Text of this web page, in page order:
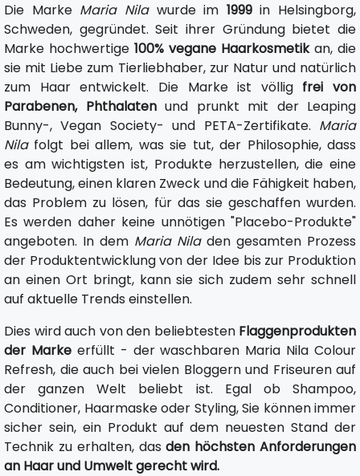
Die Marke Maria Nilawurde im 1999in Helsingborg,
Schweden, gegründet. Seit ihrer Gründung bietet die
Marke hochwertige 100% vegane Haarkosmetikan, die
sie mit Liebe zum Tierliebhaber, zur Natur und natürlich
zum Haar entwickelt. Die Marke ist völlig frei von
Parabenen, Phthalatenund prunkt mit der Leaping
Bunny-, Vegan Society- und PETA-Zertifikate. Maria
Nilafolgt bei allem, was sie tut, der Philosophie, dass
es am wichtigsten ist, Produkte herzustellen, die eine
Bedeutung, einen klaren Zweck und die Fähigkeit haben,
das Problem zu lösen, für das sie geschaffen wurden.
Es werden daher keine unnötigen "Placebo-Produkte"
angeboten. In dem Maria Niladen gesamten Prozess
der Produktentwicklung von der Idee bis zur Produktion
an einen Ort bringt, kann sie sich zudem sehr schnell
auf aktuelle Trends einstellen.
Dies wird auch von den beliebtesten Flaggenprodukten
der Markeerfüllt - der waschbaren Maria Nila Colour
Refresh, die auch bei vielen Bloggern und Friseuren auf
der ganzen Welt beliebt ist. Egal ob Shampoo,
Conditioner, Haarmaske oder Styling, Sie können immer
sicher sein, ein Produkt auf dem neuesten Stand der
Technik zu erhalten, dasden höchsten Anforderungen
an Haar und Umwelt gerecht wird.